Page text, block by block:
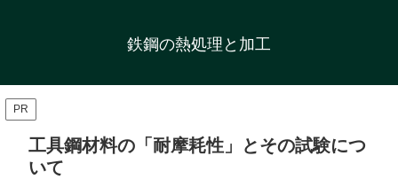
鉄鋼の熱処理と加工
PR
工具鋼材料の「耐摩耗性」とその試験につ
いて